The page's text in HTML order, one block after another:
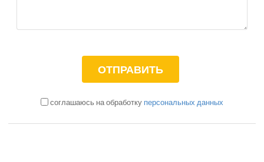
соглашаюсь на обработку персональных данных